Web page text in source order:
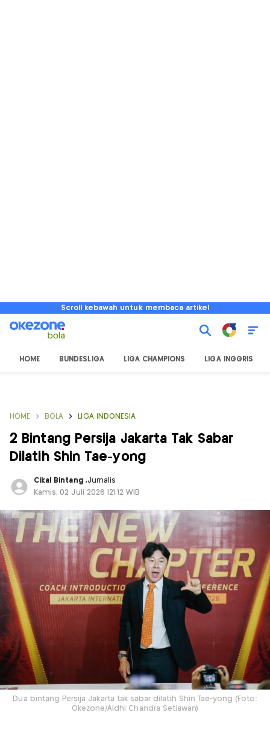
Scroll kebawah untuk membaca artikel
HOME BUNDESLIGA LIGA CHAMPIONS LIGA INGGRIS
HOME BOLA LIGA INDONESIA
2 Bintang Persija Jakarta Tak Sabar
Dilatih Shin Tae-yong
Cikal Bintang ,Jurnalis
Kamis, 02 Juli 2026 |21:12 WIB
Dua bintang Persija Jakarta tak sabar dilatih Shin Tae-yong (Foto:
Okezone/Aldhi Chandra Setiawan)